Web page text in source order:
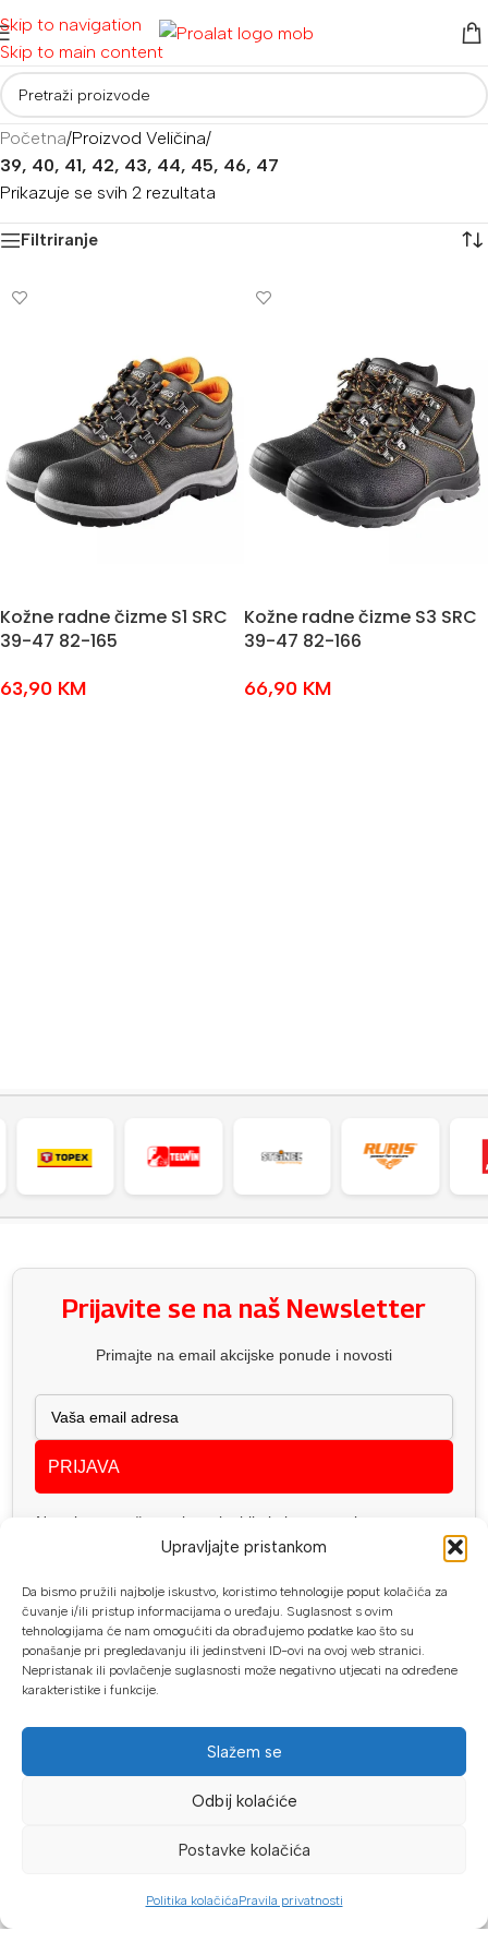
Upravljajte pristankom
Da bismo pružili najbolje iskustvo, koristimo tehnologije poput kolačića za
čuvanje i/ili pristup informacijama o uređaju. Suglasnost s ovim
tehnologijama će nam omogućiti da obrađujemo podatke kao što su
ponašanje pri pregledavanju ili jedinstveni ID-ovi na ovoj web stranici.
Nepristanak ili povlačenje suglasnosti može negativno utjecati na određene
karakteristike i funkcije.
Slažem se
Odbij kolaćiće
Postavke kolačića
Politika kolačićaPravila privatnosti
Skip to navigation
Skip to main content
Početna/Proizvod Veličina/
39, 40, 41, 42, 43, 44, 45, 46, 47
Prikazuje se svih 2 rezultata
Filtriranje
Kožne radne čizme S1 SRC
39-47 82-165
63,90 KM
Kožne radne čizme S3 SRC
39-47 82-166
66,90 KM
Prijavite se na naš Newsletter
Primajte na email akcijske ponude i novosti
PRIJAVA
Newsletter možete otkazati u bilo kojem trenutku.
Geo Spektar d.o.o. PJ. Proalat
Trnska cesta 1, 88220 Široki Brijeg
Pon-Pet 08-16h / Sub 08-14h
NAČINI PLAĆANJA